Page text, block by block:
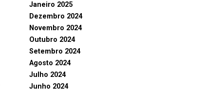
Janeiro 2025
Dezembro 2024
Novembro 2024
Outubro 2024
Setembro 2024
Agosto 2024
Julho 2024
Junho 2024